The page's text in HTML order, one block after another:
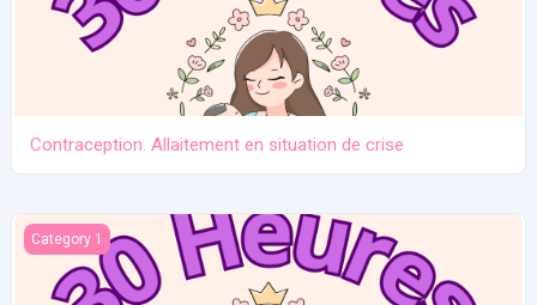
Contraception. Allaitement en situation de crise
Allaitement travail et séparation
Category 1